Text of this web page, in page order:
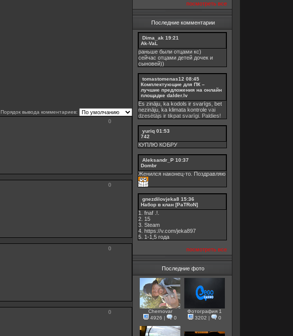
Порядок вывода комментариев:
0
0
0
0
посмотреть все
Последние комментарии
Dima_ak 19:21
Ak-VaL
раньше были отцами кс)
сейчас отцами детей дочек и
сыновей))
tomastomenas12 08:45
Комплектующие для ПК –
лучшие предложения на онлайн
площадке dalder.lv
Es zināju, ka kodols ir svarīgs, bet
nezināju, ka klimata kontrole vai
dzesētājs ir tikpat svarīgi. Paldies!
yuriq 01:53
742
КУПЛЮ КОБРУ
Aleksandr_P 10:37
Dombr
Женился наконец-то. Поздравляю
gnezdilovjeka8 15:36
Набор в клан [PaTRoN]
1. fnaf .!.
2. 15
3. Steam
4. https://v.com/jeka897
5. 1-1,5 годa
посмотреть все
Последние фото
Chernovar
4926 | 0
Фотография 1
3202 | 0